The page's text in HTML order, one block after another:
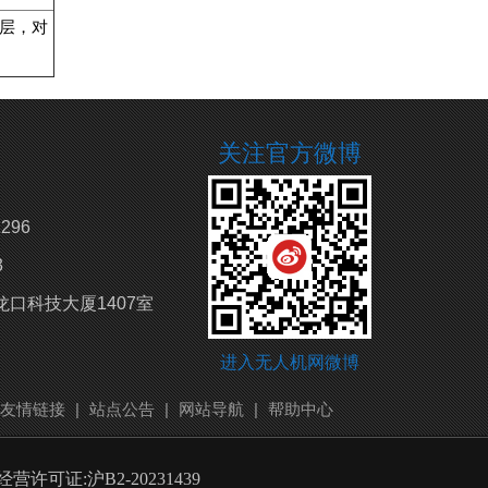
，对
口科技大厦1407室
关注官方微博
进入无人机网微博
友情链接 | 站点公告 | 网站导航 | 帮助中心
许可证:沪B2-20231439